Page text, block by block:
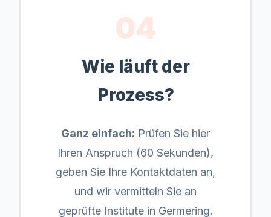
04
Wie läuft der
Prozess?
Ganz einfach: Prüfen Sie hier
Ihren Anspruch (60 Sekunden),
geben Sie Ihre Kontaktdaten an,
und wir vermitteln Sie an
geprüfte Institute in Germering.